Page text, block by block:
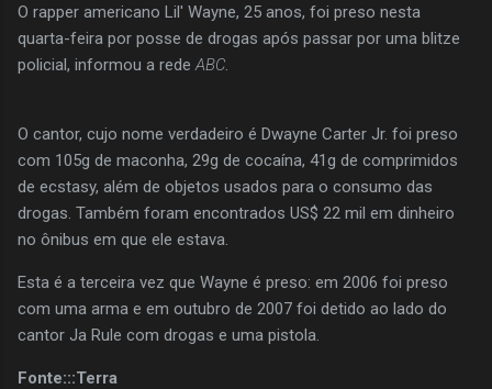
O rapper americano Lil' Wayne, 25 anos, foi preso nesta
quarta-feira por posse de drogas após passar por uma blitze
policial, informou a rede ABC
O cantor, cujo nome verdadeiro é Dwayne Carter Jr. foi preso
com 105g de maconha, 29g de cocaína, 41g de comprimidos
de ecstasy, além de objetos usados para o consumo das
drogas. Também foram encontrados US$ 22 mil em dinheiro
no ônibus em que ele estava.
Esta é a terceira vez que Wayne é preso: em 2006 foi preso
com uma arma e em outubro de 2007 foi detido ao lado do
cantor Ja Rule com drogas e uma pistola.
Fonte:::Terra